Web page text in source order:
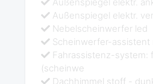
Außenspiegel elektr.
Nebelscheinwerfer led
Scheinwerfer-
Fahrassistenz-system:
(scheinwe
Dachhimmel stoff -